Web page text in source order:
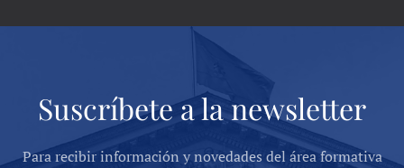
Suscríbete a la newsletter
Para recibir información y novedades del área formativa